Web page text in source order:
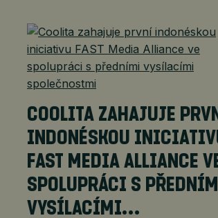
COOLITA ZAHAJUJE
INDONÉSKOU
FAST MEDIA ALLIANCE
SPOLUPRÁCI S
VYSÍLACÍMI…